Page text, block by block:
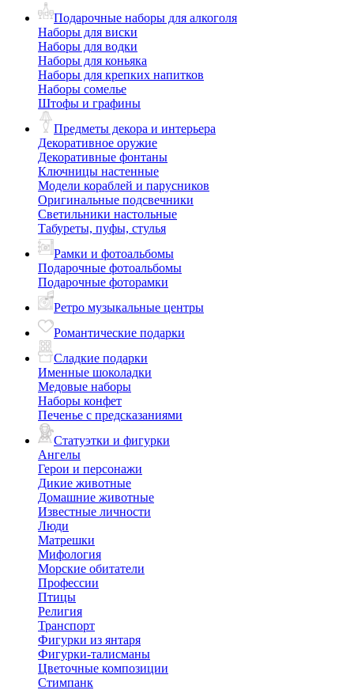
Подарочные наборы для алкоголя
Наборы для виски
Наборы для водки
Наборы для коньяка
Наборы для крепких напитков
Наборы сомелье
Штофы и графины
Предметы декора и интерьера
Декоративное оружие
Декоративные фонтаны
Ключницы настенные
Модели кораблей и парусников
Оригинальные подсвечники
Светильники настольные
Табуреты, пуфы, стулья
Рамки и фотоальбомы
Подарочные фотоальбомы
Подарочные фоторамки
Ретро музыкальные центры
Романтические подарки
Сладкие подарки
Именные шоколадки
Медовые наборы
Наборы конфет
Печенье с предсказаниями
Статуэтки и фигурки
Ангелы
Герои и персонажи
Дикие животные
Домашние животные
Известные личности
Люди
Матрешки
Мифология
Морские обитатели
Профессии
Птицы
Религия
Транспорт
Фигурки из янтаря
Фигурки-талисманы
Цветочные композиции
Стимпанк